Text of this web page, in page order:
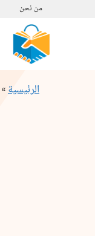
من نحن
الرئيسية»